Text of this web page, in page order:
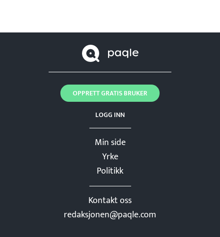
Min side
Yrke
Politikk
Kontakt oss
redaksjonen@paqle.com
LOGG INN
OPPRETT GRATIS BRUKER